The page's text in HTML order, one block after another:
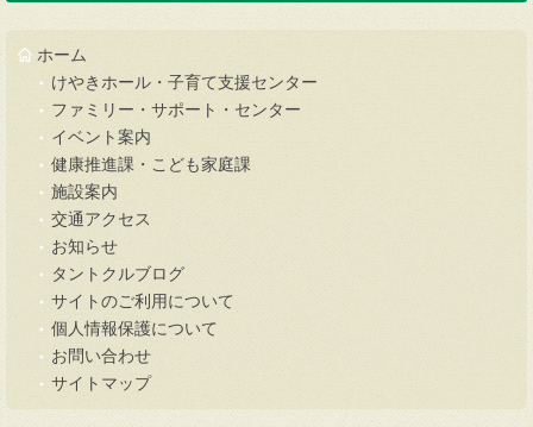
ホーム
けやきホール・子育て支援センター
ファミリー・サポート・センター
イベント案内
健康推進課・こども家庭課
施設案内
交通アクセス
お知らせ
タントクルブログ
サイトのご利用について
個人情報保護について
お問い合わせ
サイトマップ